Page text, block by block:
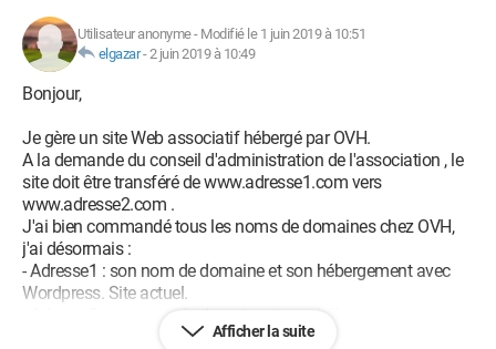
Utilisateur anonyme- Modifié le 1 juin 2019 à 10:51
elgazar-2 juin 2019 à 10:49
Bonjour,
Je gère un site Web associatif hébergé par OVH.
A la demande du conseil d'administration de l'association , le
site doit être transféré de www.adresse1.com vers
www.adresse2.com .
J'ai bien commandé tous les noms de domaines chez OVH,
j'ai désormais :
- Adresse1 : son nom de domaine et son hébergement avec
Wordpress. Site actuel.
- Adresse2 : son nom de domaine et son hébergement avec
Wordpress. Futur site actuellement vierge (en tout cas l'état de
Afficher la suite